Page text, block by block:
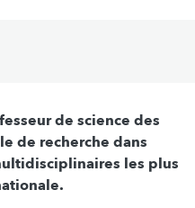
de science des
de recherche dans
les plus